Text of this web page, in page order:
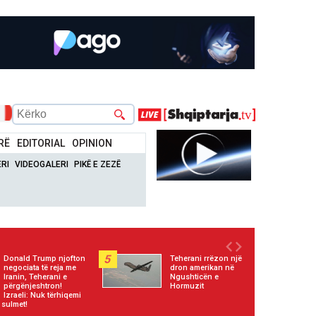
EDITORIAL OPINION
VIDEOGALERI PIKË E ZEZË
Donald Trump njofton
negociata të reja me
Iranin, Teherani e
përgënjeshtron!
Izraeli: Nuk tërhiqemi
5
Teherani rrëzon një
dron amerikan në
Ngushticën e
Hormuzit